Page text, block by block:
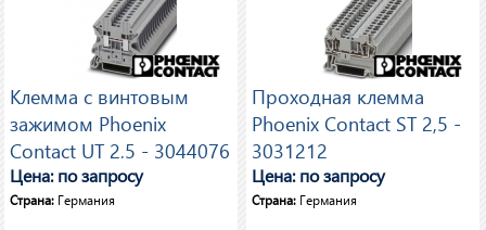
Клемма с винтовым
зажимом Phoenix
Contact UT 2,5 - 3044076
Цена: по запросу
Страна: Германия
Проходная клемма
Phoenix Contact ST 2,5 -
3031212
Цена: по запросу
Страна: Германия